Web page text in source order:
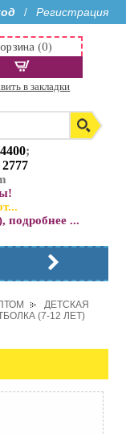
/ Регистрация
;
подробнее ...
(0)
в закладки
ДЕТСКАЯ
(7-12 ЛЕТ)